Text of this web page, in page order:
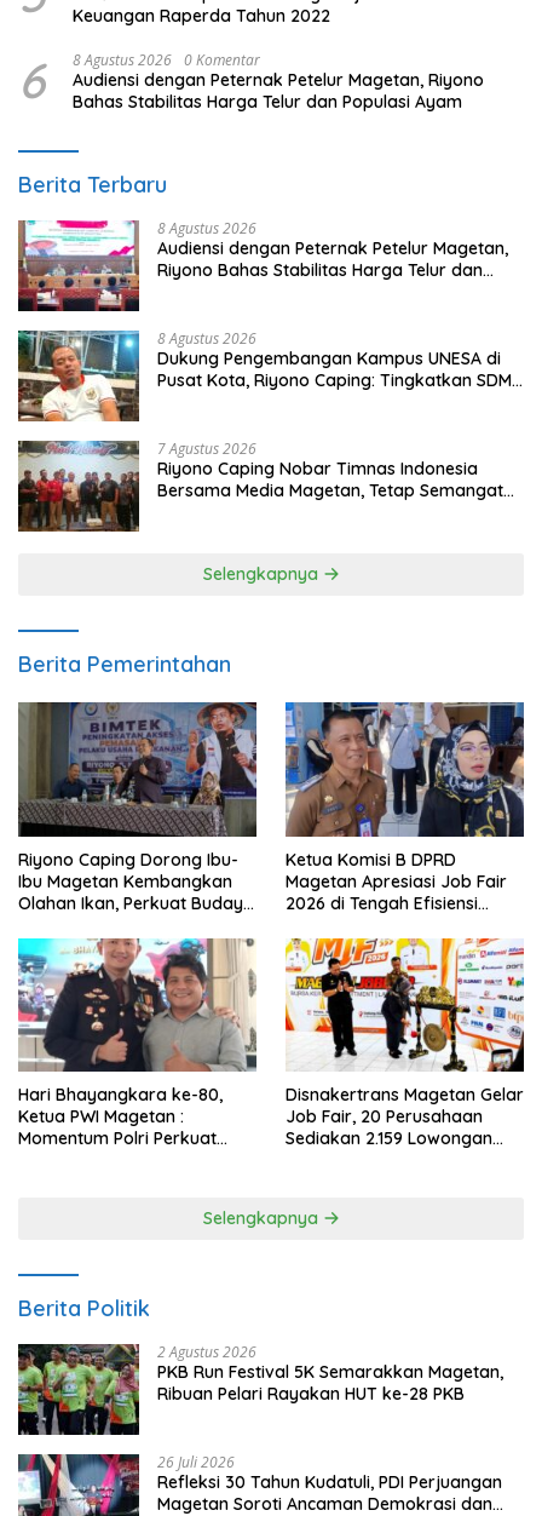
Keuangan Raperda Tahun 2022
6 8 Agustus 2026 0 Komentar
Audiensi dengan Peternak Petelur Magetan, Riyono
Bahas Stabilitas Harga Telur dan Populasi Ayam
Berita Terbaru
8 Agustus 2026
Audiensi dengan Peternak Petelur Magetan,
Riyono Bahas Stabilitas Harga Telur dan
8 Agustus 2026
Dukung Pengembangan Kampus UNESA di
Pusat Kota, Riyono Caping: Tingkatkan SDM
7 Agustus 2026
Riyono Caping Nobar Timnas Indonesia
Bersama Media Magetan, Tetap Semangat
Selengkapnya
Berita Pemerintahan
Riyono Caping Dorong Ibu-
Ibu Magetan Kembangkan
Olahan Ikan, Perkuat Budaya
Ketua Komisi B DPRD
Magetan Apresiasi Job Fair
2026 di Tengah Efisiensi
Hari Bhayangkara ke-80,
Ketua PWI Magetan :
Momentum Polri Perkuat
Disnakertrans Magetan Gelar
Job Fair, 20 Perusahaan
Sediakan 2.159 Lowongan
Selengkapnya
Berita Politik
2 Agustus 2026
PKB Run Festival 5K Semarakkan Magetan,
Ribuan Pelari Rayakan HUT ke-28 PKB
26 Juli 2026
Refleksi 30 Tahun Kudatuli, PDI Perjuangan
Magetan Soroti Ancaman Demokrasi dan